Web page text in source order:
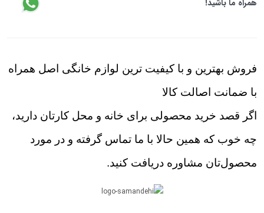
همراه ما باشید!
فروش بهترین و با کیفیت ترین لوازم خانگی اصل همراه
با ضمانت اصالت کالا
اگر قصد خرید محصولی برای خانه و محل کارتان دارید،
چه خوب که همین حالا با ما تماس گرفته و در مورد
محصول‌تان مشاوره دریافت کنید.